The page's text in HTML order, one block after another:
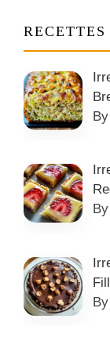
RECETTES